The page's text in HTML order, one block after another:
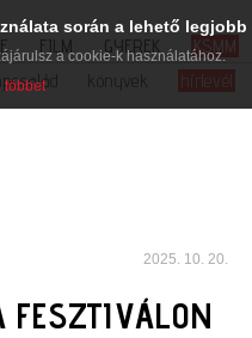
FILM GYEREK KSMM
könyvek hírlevél
2025. 10. 20.
FESZTIVÁLON
során a lehető
a cookie-k használatához.
többet